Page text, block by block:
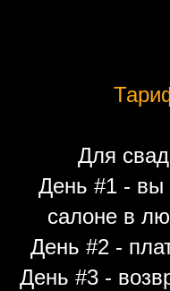
Для
День #1 - вы
салоне в
День #2 -
День #3 -